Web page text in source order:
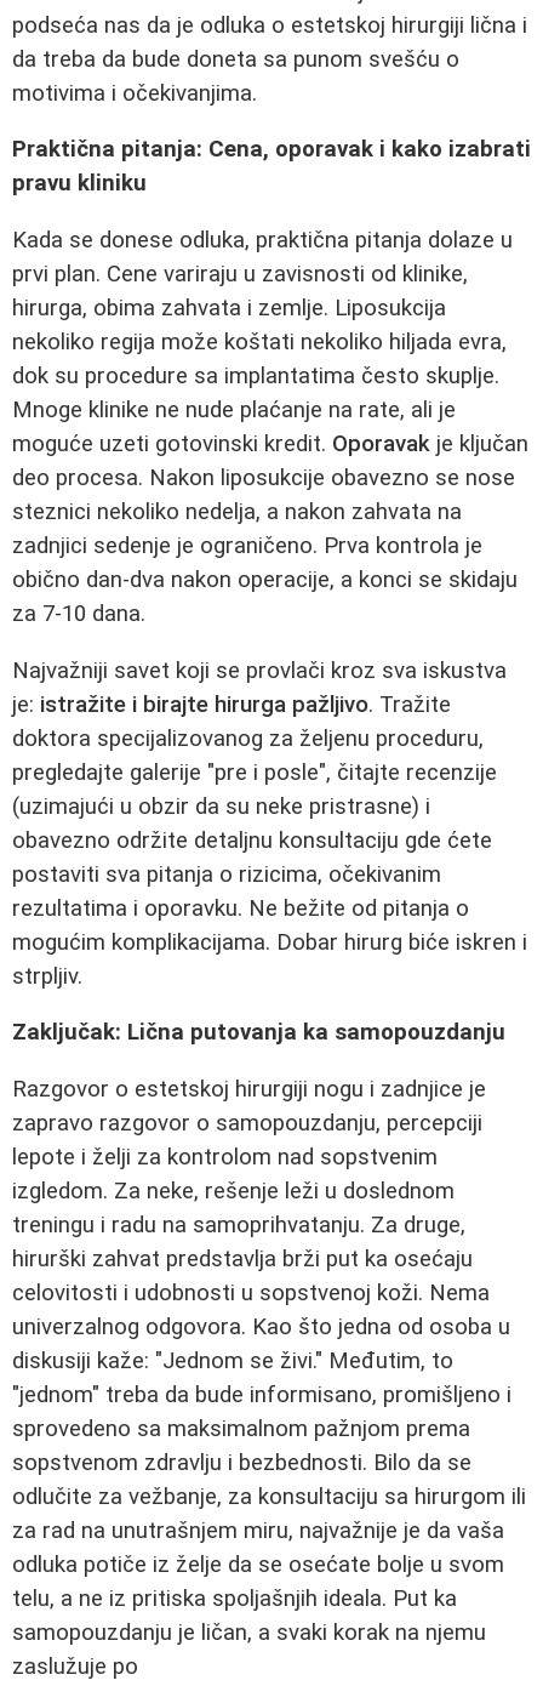
podseća nas da je odluka o estetskoj hirurgiji lična i
da treba da bude doneta sa punom svešću o
motivima i očekivanjima.
Praktična pitanja: Cena, oporavak i kako izabrati
pravu kliniku
Kada se donese odluka, praktična pitanja dolaze u
prvi plan. Cene variraju u zavisnosti od klinike,
hirurga, obima zahvata i zemlje. Liposukcija
nekoliko regija može koštati nekoliko hiljada evra,
dok su procedure sa implantatima često skuplje.
Mnoge klinike ne nude plaćanje na rate, ali je
moguće uzeti gotovinski kredit. Oporavak je ključan
deo procesa. Nakon liposukcije obavezno se nose
steznici nekoliko nedelja, a nakon zahvata na
zadnjici sedenje je ograničeno. Prva kontrola je
obično dan-dva nakon operacije, a konci se skidaju
za 7-10 dana.
Najvažniji savet koji se provlači kroz sva iskustva
je: istražite i birajte hirurga pažljivo. Tražite
doktora specijalizovanog za željenu proceduru,
pregledajte galerije "pre i posle", čitajte recenzije
(uzimajući u obzir da su neke pristrasne) i
obavezno održite detaljnu konsultaciju gde ćete
postaviti sva pitanja o rizicima, očekivanim
rezultatima i oporavku. Ne bežite od pitanja o
mogućim komplikacijama. Dobar hirurg biće iskren i
strpljiv.
Zaključak: Lična putovanja ka samopouzdanju
Razgovor o estetskoj hirurgiji nogu i zadnjice je
zapravo razgovor o samopouzdanju, percepciji
lepote i želji za kontrolom nad sopstvenim
izgledom. Za neke, rešenje leži u doslednom
treningu i radu na samoprihvatanju. Za druge,
hirurški zahvat predstavlja brži put ka osećaju
celovitosti i udobnosti u sopstvenoj koži. Nema
univerzalnog odgovora. Kao što jedna od osoba u
diskusiji kaže: "Jednom se živi." Međutim, to
"jednom" treba da bude informisano, promišljeno i
sprovedeno sa maksimalnom pažnjom prema
sopstvenom zdravlju i bezbednosti. Bilo da se
odlučite za vežbanje, za konsultaciju sa hirurgom ili
za rad na unutrašnjem miru, najvažnije je da vaša
odluka potiče iz želje da se osećate bolje u svom
telu, a ne iz pritiska spoljašnjih ideala. Put ka
samopouzdanju je ličan, a svaki korak na njemu
zaslužuje po